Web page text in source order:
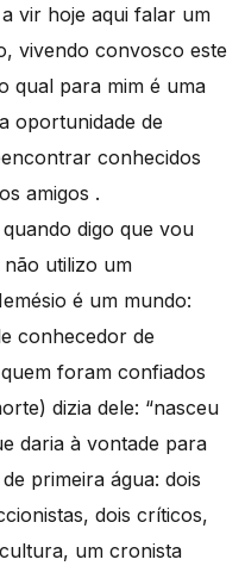
vir hoje aqui falar um
vivendo convosco este
qual para mim é uma
oportunidade de
conhecidos
amigos .
digo que vou
utilizo um
é um mundo:
conhecedor de
foram confiados
dizia dele: “nasceu
daria à vontade para
primeira água: dois
dois críticos,
um cronista